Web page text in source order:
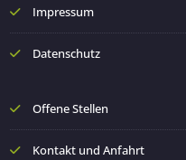
Impressum
Datenschutz
Offene Stellen
Kontakt und Anfahrt